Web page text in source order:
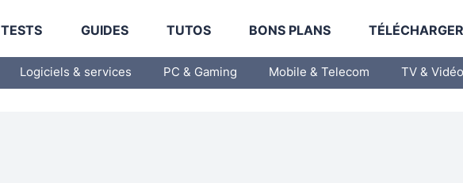
TESTS GUIDES TUTOS BONS PLANS
Logiciels & services PC & Gaming Mobile & Telecom TV & Vidéo